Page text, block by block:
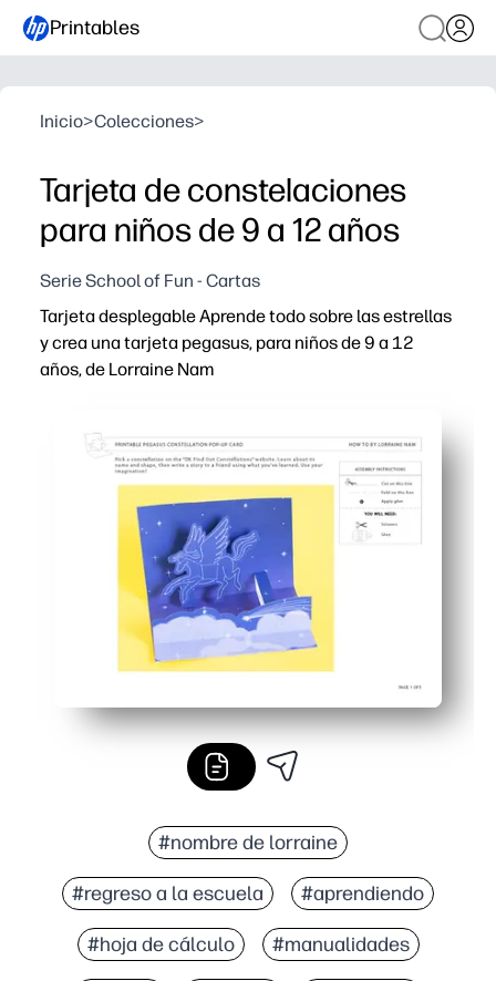
Printables
Inicio>Colecciones>
Tarjeta de constelaciones
para niños de 9 a 12 años
Serie School of Fun - Cartas
Tarjeta desplegable Aprende todo sobre las estrellas
y crea una tarjeta pegasus, para niños de 9 a 12
años, de Lorraine Nam
#nombre de lorraine
#regreso a la escuela #aprendiendo
#hoja de cálculo #manualidades